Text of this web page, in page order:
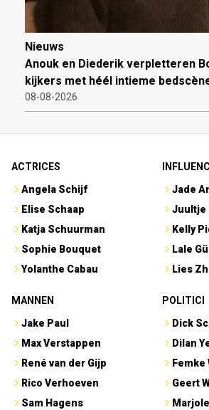
Nieuws
Anouk en Diederik verpletteren
kijkers met héél intieme
08-08-2026
ACTRICES
Angela Schijf
Elise Schaap
Katja Schuurman
Sophie Bouquet
Yolanthe Cabau
Jade
Juultje
Kelly
Lale Gül
Lies
MANNEN
Jake Paul
Max Verstappen
René van der Gijp
Rico Verhoeven
Sam Hagens
POLITICI
Dick
Dilan
Femke
Geert